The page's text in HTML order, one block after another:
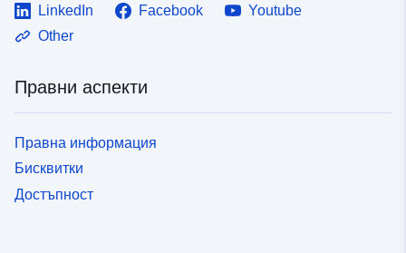
LinkedIn Facebook
Youtube
Other
Правни аспекти
Правна информация
Бисквитки
Достъпност